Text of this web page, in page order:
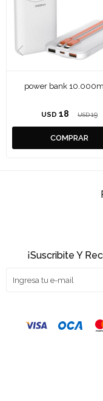
power bank
USD 18 USD 19
¡Suscribite Y